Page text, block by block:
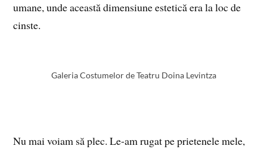
umane, unde această dimensiune estetică era la loc de
cinste.
Galeria Costumelor de Teatru Doina Levintza
Nu mai voiam să plec. Le-am rugat pe prietenele mele,